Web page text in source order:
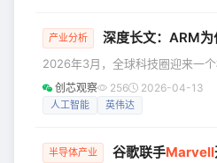
代？ 2025年初，一片2英寸光通信
2026年4月，价格已飙升至2300
2500美元，涨幅接近2倍；6英寸
底更夸张，从1400美元涨到5000
产业分析 深度长文：ARM为什么终于下场做芯片？未来将何去
2026年3月，全球科技圈迎来一个
性事件：那个过去三十多年只靠“画
图纸”赚钱的英国公司Arm，正式宣
身份稳坐幕后、躺着收版税的巨
创芯观察 256 2026-04-13
人工智能 英伟达
半导体产业 谷歌联手Marvell